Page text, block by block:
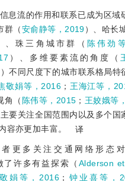
息流的作用和联系已成为区
群（安俞静等，2019）、哈长
、珠三角城市群（ 陈伟劲
）、多维要素流的角度（
）不同尺度下的城市联系格局
敬娟等，2016 ； 王海江等，
角（ 陈伟等，2015 ； 王姣娥等
要关注全国范围内以及多个
容亦更加丰富。
译
更多关注交通网络形态
许多有益探索（ Alderson
娟等，2016 ； 钟业喜等，